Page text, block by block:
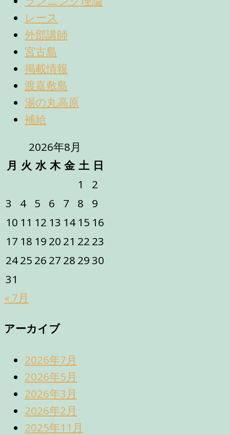
レース
外部講師
宮古島
掲載情報
渡嘉敷島
湯の丸高原
補給
2026年8月
月 火 水 木 金 土 日
1
2
3
4 5 6 7 8
9
10 11 12 13 14 15 16
17 18 19 20 21 22 23
2425 26 27 28 2930
31
« 7月
アーカイブ
2026年7月
2026年5月
2026年3月
2026年2月
2025年11月